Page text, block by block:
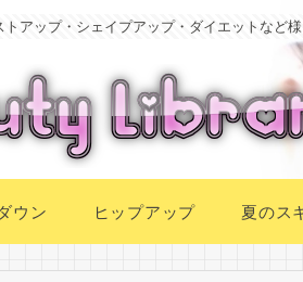
アップ・シェイプアップ・ダイエットなど
ウン ヒップアップ 夏のス